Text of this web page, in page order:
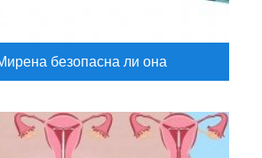
безопасна ли она